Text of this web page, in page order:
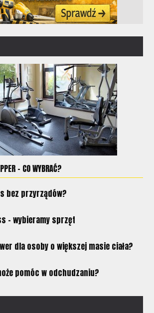
- CO WYBRAĆ?
bez przyrządów?
– wybieramy sprzęt
dla osoby o większej masie ciała?
pomóc w odchudzaniu?